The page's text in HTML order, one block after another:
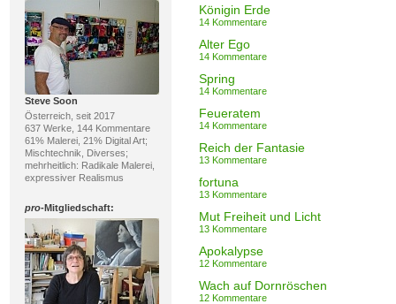
Steve Soon
Österreich, seit 2017
637 Werke, 144 Kommentare
61% Malerei, 21% Digital Art;
Mischtechnik, Diverses;
mehrheitlich: Radikale Malerei,
expressiver Realismus
pro-Mitgliedschaft:
Königin Erde
14 Kommentare
Alter Ego
14 Kommentare
Spring
14 Kommentare
Feueratem
14 Kommentare
Reich der Fantasie
13 Kommentare
fortuna
13 Kommentare
Mut Freiheit und Licht
13 Kommentare
Apokalypse
12 Kommentare
Wach auf Dornröschen
12 Kommentare